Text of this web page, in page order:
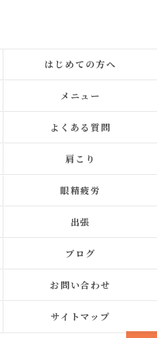
はじめての方へ
メニュー
よくある質問
肩こり
眼精疲労
出張
ブログ
お問い合わせ
サイトマップ